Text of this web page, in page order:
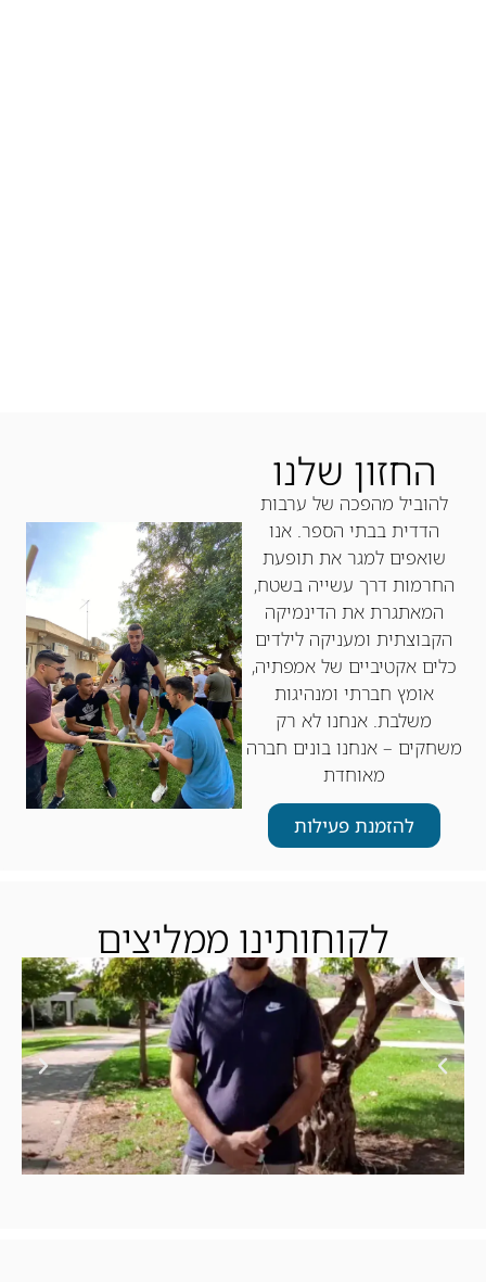
החזון שלנו
להוביל מהפכה של ערבות
הדדית בבתי הספר. אנו
שואפים למגר את תופעת
החרמות דרך עשייה בשטח,
המאתגרת את הדינמיקה
הקבוצתית ומעניקה לילדים
כלים אקטיביים של אמפתיה,
אומץ חברתי ומנהיגות
משלבת. אנחנו לא רק
משחקים – אנחנו בונים חברה
מאוחדת
להזמנת פעילות
לקוחותינו ממליצים